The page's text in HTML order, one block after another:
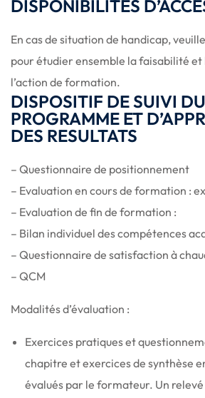
DISPONIBILITÉS
En cas de situation de handicap,
pour étudier ensemble la faisabilité et
l’action de formation.
DISPOSITIF DE SUIVI DU
PROGRAMME ET
DES RESULTATS
– Questionnaire de positionnement
– Evaluation en cours de formation :
– Evaluation de fin de formation :
– Bilan individuel des compétences
– Questionnaire de satisfaction à
– QCM
Modalités d’évaluation :
Exercices pratiques et
chapitre et exercices de synthèse
évalués par le formateur. Un